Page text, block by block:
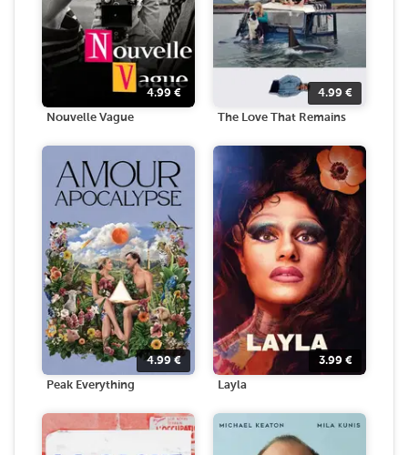
4.99 €
Nouvelle Vague
4.99 €
The Love That Remains
4.99€
Peak Everything
3.99 €
Layla